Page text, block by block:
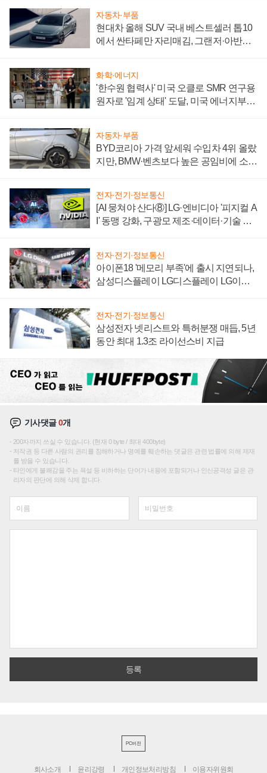
자동차·부품
현대차 올해 SUV 국내 베스트셀러 톱10
에서 싼타페만 자리매김, 그랜저·아반떼
화학·에너지
'한수원 협력사' 미국 오클로 SMR 연구용
원자로 '임계 상태' 도달, 미국 에너지부
자동차·부품
BYD코리아 가격 앞세워 수입차 4위 올랐
지만, BMW·벤츠보다 높은 공임비에 소비
전자·전기·정보통신
[AI 뭉쳐야 산다⑧] LG·엔비디아 '피지컬 A
I' 동맹 강화, 구광모 제조·데이터·기술 결
전자·전기·정보통신
아이폰18 '메모리 부족'에 출시 지연되나,
삼성디스플레이 LG디스플레이 LG이노
전자·전기·정보통신
삼성전자 넷리스트와 특허분쟁 매듭, 5년
동안 최대 1.3조 라이선스비 지급
기사댓글0개
200자까지 쓰실 수 있습니다. (현재 0 byte / 최대 400byte)
저작권 등 다른 사람의 권리를 침해하거나 명예를 훼손하는 댓글은 관련 법률에 의해 제재
를 받을 수 있습니다.
타인에게 불쾌감을 주는 욕설 등 비하하는 단어가 내용에 포함되거나 인신공격성 글은 관
리자의 판단에 의해 삭제 합니다.
PC버전
회사소개 윤리강령 개인정보처리방침 이용자위원회